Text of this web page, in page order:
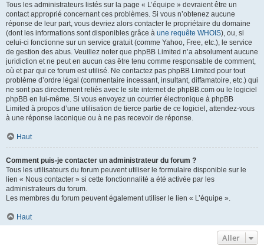
Tous les administrateurs listés sur la page « L’équipe » devraient être un
contact approprié concernant ces problèmes. Si vous n’obtenez aucune
réponse de leur part, vous devriez alors contacter le propriétaire du domaine
(dont les informations sont disponibles grâce à une requête WHOIS), ou, si
celui-ci fonctionne sur un service gratuit (comme Yahoo, Free, etc.), le service
de gestion des abus. Veuillez noter que phpBB Limited n’a absolument aucune
juridiction et ne peut en aucun cas être tenu comme responsable de comment,
où et par qui ce forum est utilisé. Ne contactez pas phpBB Limited pour tout
problème d’ordre légal (commentaire incessant, insultant, diffamatoire, etc.) qui
ne sont pas directement reliés avec le site internet de phpBB.com ou le logiciel
phpBB en lui-même. Si vous envoyez un courrier électronique à phpBB
Limited à propos d’une utilisation de tierce partie de ce logiciel, attendez-vous
à une réponse laconique ou à ne pas recevoir de réponse.
Haut
Comment puis-je contacter un administrateur du forum ?
Tous les utilisateurs du forum peuvent utiliser le formulaire disponible sur le
lien « Nous contacter » si cette fonctionnalité a été activée par les
administrateurs du forum.
Les membres du forum peuvent également utiliser le lien « L’équipe ».
Haut
Aller